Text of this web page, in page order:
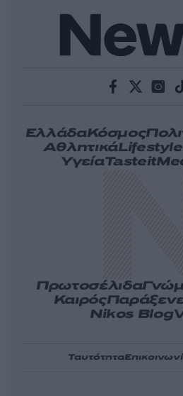
ΕλλάδαΚόσμος
ΑθλητικάLifestyle
ΥγείαTasteit
Πρωτοσέλιδα
Καιρός
Nikos Blog
Ταυτότητα